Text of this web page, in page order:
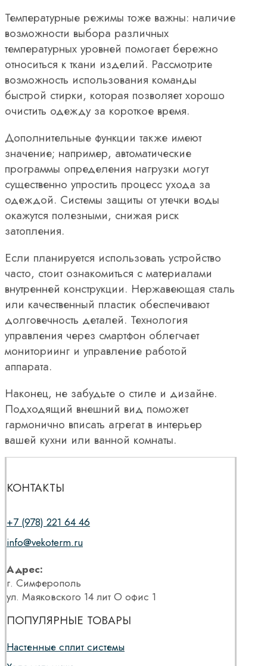
Температурные режимы тоже важны: наличие
возможности выбора различных
температурных уровней помогает бережно
относиться к ткани изделий. Рассмотрите
возможность использования команды
быстрой стирки, которая позволяет хорошо
очистить одежду за короткое время.
Дополнительные функции также имеют
значение; например, автоматические
программы определения нагрузки могут
существенно упростить процесс ухода за
одеждой. Системы защиты от утечки воды
окажутся полезными, снижая риск
затопления.
Если планируется использовать устройство
часто, стоит ознакомиться с материалами
внутренней конструкции. Нержавеющая сталь
или качественный пластик обеспечивают
долговечность деталей. Технология
управления через смартфон облегчает
мониториинг и управление работой
аппарата.
Наконец, не забудьте о стиле и дизайне.
Подходящий внешний вид поможет
гармонично вписать агрегат в интерьер
вашей кухни или ванной комнаты.
КОНТАКТЫ
+7 (978) 221 64 46
info@vekoterm.ru
Адрес:
г. Симферополь
ул. Маяковского 14 лит О офис 1
ПОПУЛЯРНЫЕ ТОВАРЫ
Настенные сплит системы